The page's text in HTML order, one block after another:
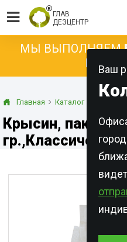
ГЛАВ
ДЕЗЦЕНТР
Ваш
МЫ ВЫПОЛНЯЕМ
Главная Каталог
Крысин, пакет
гр.,Классический